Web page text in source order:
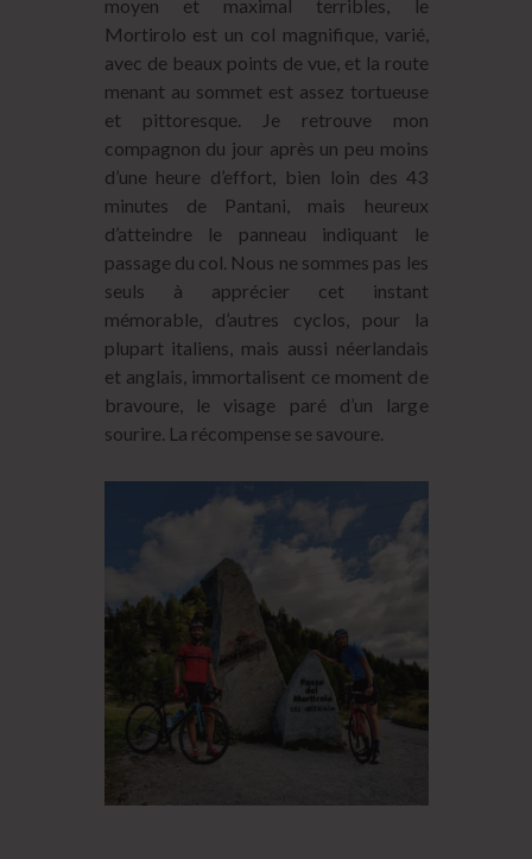
moyen et maximal terribles, le
Mortirolo est un col magnifique, varié,
avec de beaux points de vue, et la route
menant au sommet est assez tortueuse
et pittoresque. Je retrouve mon
compagnon du jour après un peu moins
d’une heure d’effort, bien loin des 43
minutes de Pantani, mais heureux
d’atteindre le panneau indiquant le
passage du col. Nous ne sommes pas les
seuls à apprécier cet instant
mémorable, d’autres cyclos, pour la
plupart italiens, mais aussi néerlandais
et anglais, immortalisent ce moment de
bravoure, le visage paré d’un large
sourire. La récompense se savoure.